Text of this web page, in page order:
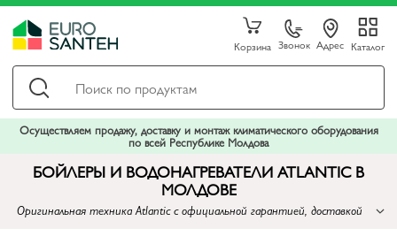
Корзина Звонок Адрес Каталог
Осуществляем продажу, доставку и монтаж климатического оборудования
по всей Республике Молдова
БОЙЛЕРЫ И ВОДОНАГРЕВАТЕЛИ ATLANTIC В
МОЛДОВЕ
Оригинальная техника Atlantic с официальной гарантией, доставкой